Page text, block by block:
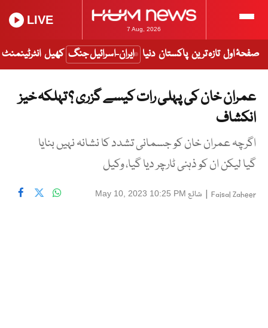
7 Aug, 2026
LIVE
صفحۂ اول تازہ ترین پاکستان دنیا ایران-اسرائیل جنگ کھیل انٹرٹینمنٹ
عمران خان کی پہلی رات کیسے گزری ؟ تہلکہ خیز
انکشاف
اگرچہ عمران خان کو جسمانی تشدد کا نشانہ نہیں بنایا
گیا لیکن ان کو ذہنی ٹارچر دیا گیا، وکیل
Faisal Zaheer
| شائع May 10, 2023 10:25 PM